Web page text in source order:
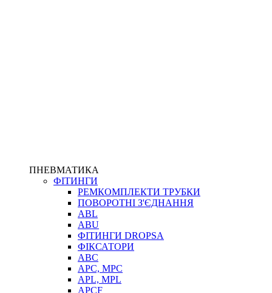
ПНЕВМАТИКА
ФІТИНГИ
РЕМКОМПЛЕКТИ ТРУБКИ
ПОВОРОТНІ З'ЄДНАННЯ
ABL
ABU
ФІТИНГИ DROPSA
ФІКСАТОРИ
ABC
APC, MPC
APL, MPL
APCF